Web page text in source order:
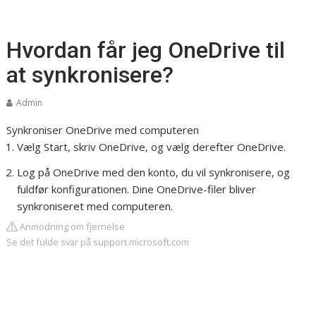
Hvordan får jeg OneDrive til
at synkronisere?
Admin
Synkroniser OneDrive med computeren
Vælg Start, skriv OneDrive, og vælg derefter OneDrive.
Log på OneDrive med den konto, du vil synkronisere, og
fuldfør konfigurationen. Dine OneDrive-filer bliver
synkroniseret med computeren.
Anmodning om fjernelse
Se det fulde svar på support.microsoft.com